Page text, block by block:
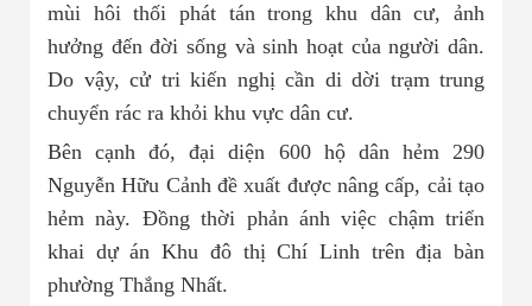
mùi hôi thối phát tán trong khu dân cư, ảnh
hưởng đến đời sống và sinh hoạt của người dân.
Do vậy, cử tri kiến nghị cần di dời trạm trung
chuyển rác ra khỏi khu vực dân cư.
Bên cạnh đó, đại diện 600 hộ dân hẻm 290
Nguyễn Hữu Cảnh đề xuất được nâng cấp, cải tạo
hẻm này. Đồng thời phản ánh việc chậm triển
khai dự án Khu đô thị Chí Linh trên địa bàn
phường Thắng Nhất.